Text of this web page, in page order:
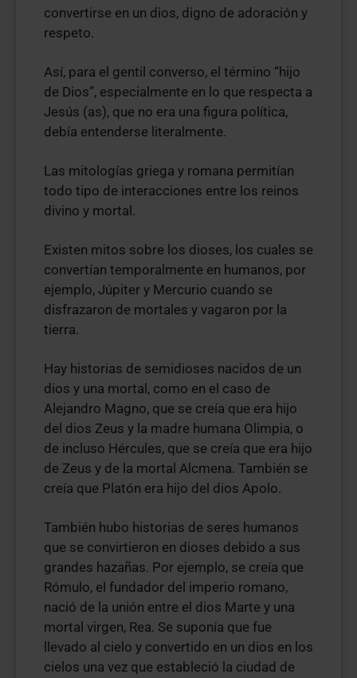
convertirse en un dios, digno de adoración y
respeto.
Así, para el gentil converso, el término “hijo
de Dios”, especialmente en lo que respecta a
Jesús (as), que no era una figura política,
debía entenderse literalmente.
Las mitologías griega y romana permitían
todo tipo de interacciones entre los reinos
divino y mortal.
Existen mitos sobre los dioses, los cuales se
convertían temporalmente en humanos, por
ejemplo, Júpiter y Mercurio cuando se
disfrazaron de mortales y vagaron por la
tierra.
Hay historias de semidioses nacidos de un
dios y una mortal, como en el caso de
Alejandro Magno, que se creía que era hijo
del dios Zeus y la madre humana Olimpia, o
de incluso Hércules, que se creía que era hijo
de Zeus y de la mortal Alcmena. También se
creía que Platón era hijo del dios Apolo.
También hubo historias de seres humanos
que se convirtieron en dioses debido a sus
grandes hazañas. Por ejemplo, se creía que
Rómulo, el fundador del imperio romano,
nació de la unión entre el dios Marte y una
mortal virgen, Rea. Se suponía que fue
llevado al cielo y convertido en un dios en los
cielos una vez que estableció la ciudad de